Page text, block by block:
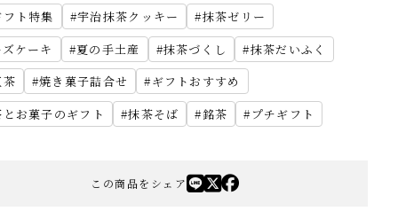
ト特集 宇治抹茶クッキー
抹茶ゼリー
ケーキ
夏の手土産 抹茶づくし
抹茶だいふく
焼き菓子詰合せ
ギフトおすすめ
お菓子のギフト
抹茶そば 銘茶 プチギフト
この商品をシェア